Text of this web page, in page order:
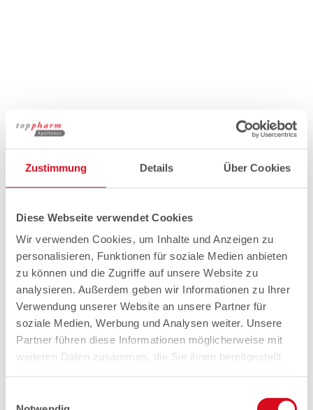
Zustimmung Details Über Cookies
Diese Webseite verwendet Cookies
Wir verwenden Cookies, um Inhalte und Anzeigen zu
personalisieren, Funktionen für soziale Medien anbieten
zu können und die Zugriffe auf unsere Website zu
analysieren. Außerdem geben wir Informationen zu Ihrer
Verwendung unserer Website an unsere Partner für
soziale Medien, Werbung und Analysen weiter. Unsere
Partner führen diese Informationen möglicherweise mit
weiteren Daten zusammen, die Sie ihnen bereitgestellt